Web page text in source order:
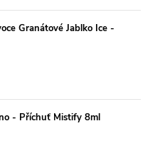
Granátové Jablko Ice -
- Příchuť Mistify 8ml